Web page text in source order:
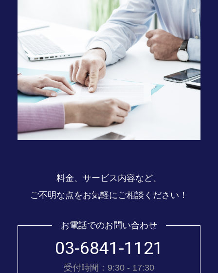
料金、サービス内容など、
ご不明な点をお気軽にご相談ください！
お電話でのお問い合わせ
03-6841-1121
受付時間：9:30 - 17:30